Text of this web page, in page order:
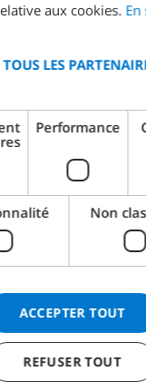
*
adresse e-mail ne
astérisque sont
vie privée.Vos données
à des tiers.
aux cookies. En
LES
Performance
Non
ACCEPTER TOUT
REFUSER TOUT